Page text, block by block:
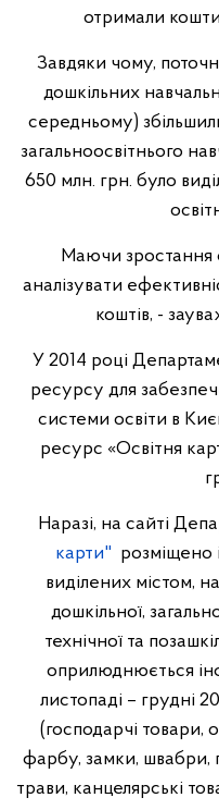
отримали
Завдяки чому,
дошкільних
середньому)
загальноосвітнього
650 млн. грн. було
Маючи зростання
аналізувати
коштів, -
У 2014 році
ресурсу для
системи освіти в
ресурс «Освітня
Наразі, на сайті
карти" розміщено
виділених містом,
дошкільної,
технічної та
оприлюднюється
листопаді – грудні
(господарчі товари,
фарбу, замки, швабри,
трави, канцелярські